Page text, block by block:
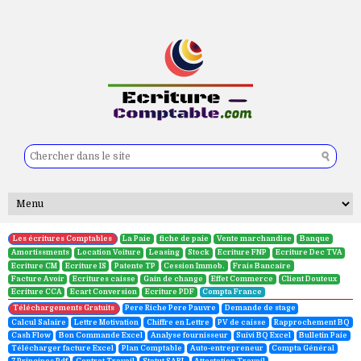
Les écritures Comptables La Paie fiche de paie Vente marchandise
Banque
Amortissments
Location Voiture Leasing Stock Ecriture FNP
Ecriture Dec TVA
Ecriture CM
Ecriture IS Patente TP Cession Immob.
Frais Bancaire
Facture Avoir
Ecritures caisse Gain de change Effet Commerce
Client Douteux
Ecriture CCA
Ecart Conversion Ecriture PDF Compta France
Téléchargements Gratuits Pere Riche Pere Pauvre
Demande de stage
Calcul Salaire
Lettre Motivation Chiffre en Lettre PV de caisse
Rapprochement BQ
Cash Flow
Bon Commande Excel Analyse fournisseur Suivi BQ Excel
Bulletin Paie
Télécharger facture Excel
Plan Comptable Auto-entrepreneur
Compta Général